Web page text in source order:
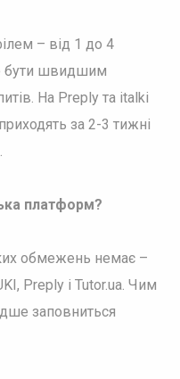
– від 1 до 4
бути швидшим
На Preply та italki
за 2-3 тижні
платформ?
обмежень немає –
Preply і Tutor.ua. Чим
заповниться